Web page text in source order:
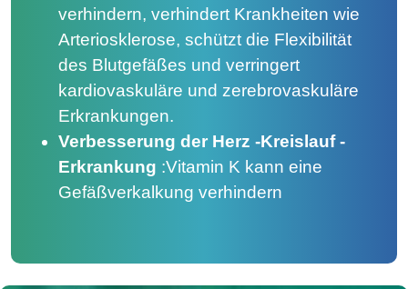
verhindern, verhindert Krankheiten wie
Arteriosklerose, schützt die Flexibilität
des Blutgefäßes und verringert
kardiovaskuläre und zerebrovaskuläre
Erkrankungen.
Verbesserung der Herz -Kreislauf -
Erkrankung :Vitamin K kann eine
Gefäßverkalkung verhindern